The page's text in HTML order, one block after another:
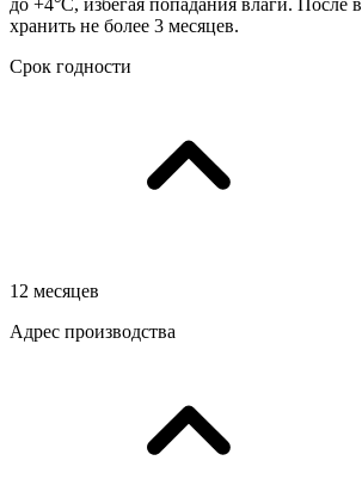
хранить не более 3 месяцев.
Срок годности
12 месяцев
Адрес производства